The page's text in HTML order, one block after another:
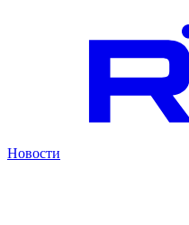
Новости